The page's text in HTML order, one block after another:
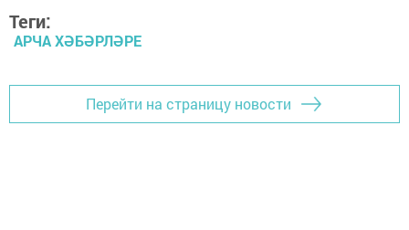
Теги:
АРЧА ХӘБӘРЛӘРЕ
Перейти на страницу новости